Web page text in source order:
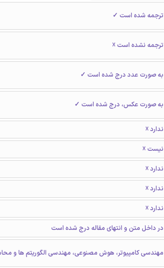
ترجمه شده است ✓
ترجمه نشده است ☓
به صورت عدد درج شده است ✓
به صورت عکس، درج شده است ✓
ندارد ☓
نیست ☓
ندارد ☓
ندارد ☓
ندارد ☓
در داخل متن و انتهای مقاله درج شده است
مهندسی کامپیوتر، هوش مصنوعی، مهندسی الگوریتم ها و